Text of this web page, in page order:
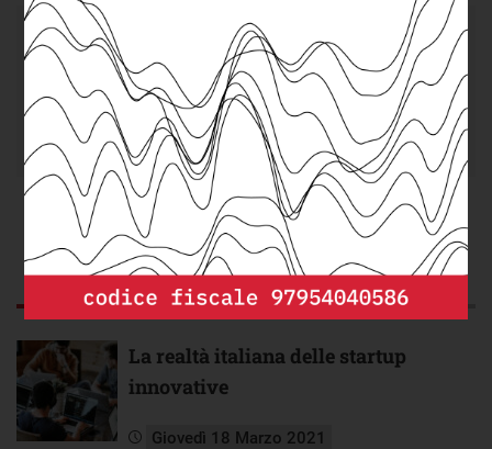
DEPP cerca un/aSenior DevOps/Cloud
Engineer da integrare nel suo team.
Scopri di più e invia la tua candidatura.
CORRELATI
La realtà italiana delle startup
innovative
Giovedì 18 Marzo 2021
RECENTI